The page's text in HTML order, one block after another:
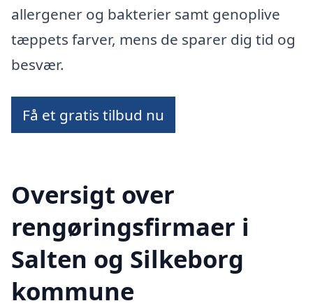
allergener og bakterier samt genoplive
tæppets farver, mens de sparer dig tid og
besvær.
Få et gratis tilbud nu
Oversigt over
rengøringsfirmaer i
Salten og Silkeborg
kommune